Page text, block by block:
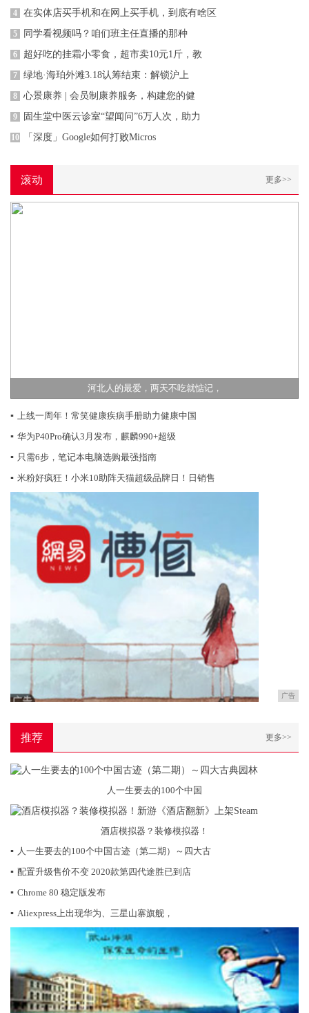
4 在实体店买手机和在网上买手机，到底有啥区
5 同学看视频吗？咱们班主任直播的那种
6 超好吃的挂霜小零食，超市卖10元1斤，教
7 绿地·海珀外滩3.18认筹结束：解锁沪上
8 心景康养 | 会员制康养服务，构建您的健
9 固生堂中医云诊室“望闻问”6万人次，助力
10 「深度」Google如何打败Micros
滚动 更多>>
河北人的最爱，两天不吃就惦记，
▪ 上线一周年！常笑健康疾病手册助力健康中国
▪ 华为P40Pro确认3月发布，麒麟990+超级
▪ 只需6步，笔记本电脑选购最强指南
▪ 米粉好疯狂！小米10助阵天猫超级品牌日！日销售
广告
推荐 更多>>
人一生要去的100个中国
酒店模拟器？装修模拟器！
▪ 人一生要去的100个中国古迹（第二期）～四大古
▪ 配置升级售价不变 2020款第四代途胜已到店
▪ Chrome 80 稳定版发布
▪ Aliexpress上出现华为、三星山寨旗舰，